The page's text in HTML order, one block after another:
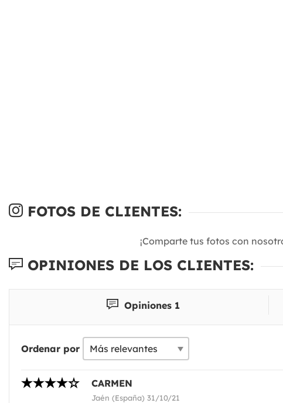
FOTOS DE CLIENTES:
¡Comparte tus fotos con
OPINIONES DE LOS CLIENTES:
Opiniones 1
Ordenar por
CARMEN
Jaén (España) 31/10/21